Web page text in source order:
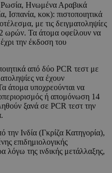
Ρωσία, Ηνωμένα Αραβικά
Ισπανία, κοκ): πιστοποιητικά
με τις δειγματοληψίες
ωρών. Τα άτομα οφείλουν να
την έκδοση του
από δύο PCR τεστ με
να έχουν
άτομα υποχρεούνται να
ή απομόνωση 14
ξανά σε PCR τεστ την
την Ινδία (Γκρίζα Κατηγορία),
επιδημιολογικής
λόγω της ινδικής μετάλλαξης,